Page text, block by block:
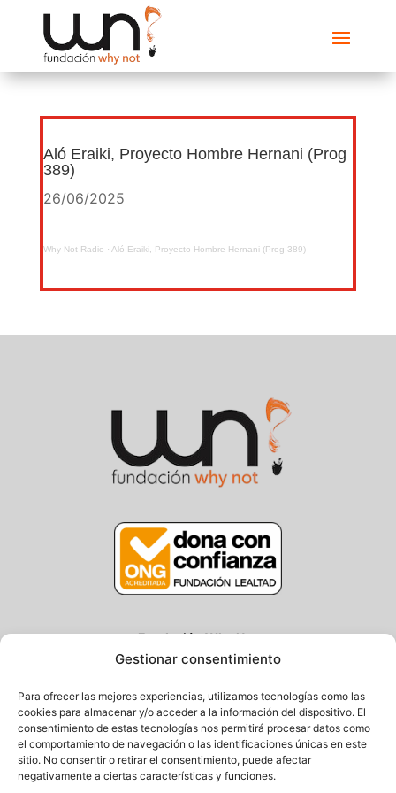
Gestionar consentimiento
Para ofrecer las mejores experiencias, utilizamos tecnologías como las
cookies para almacenar y/o acceder a la información del dispositivo. El
consentimiento de estas tecnologías nos permitirá procesar datos como
el comportamiento de navegación o las identificaciones únicas en este
sitio. No consentir o retirar el consentimiento, puede afectar
negativamente a ciertas características y funciones.
Aló Eraiki, Proyecto Hombre Hernani (Prog
389)
26/06/2025
Why Not Radio · Aló Eraiki, Proyecto Hombre Hernani (Prog 389)
Fundación Why Not
Centro/Txoko: Particular de Ategorrieta 3, Gros
20013 Donostia – Gipuzkoa
Tel.: (+34) 943 058 694 / 627 014 791
Email: info@fundacionwhynot.org